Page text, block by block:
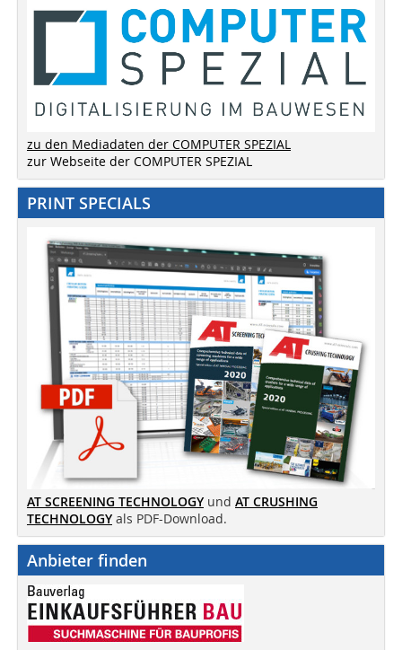
zu den Mediadaten der COMPUTER SPEZIAL
zur Webseite der COMPUTER SPEZIAL
PRINT SPECIALS
AT SCREENING TECHNOLOGY und AT CRUSHING
TECHNOLOGY als PDF-Download.
Anbieter finden